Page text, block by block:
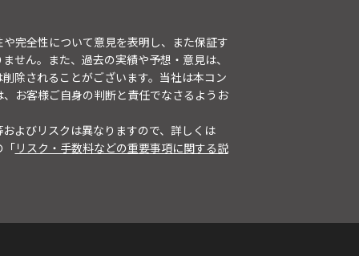
完全性について意見を表明し、また保証す
せん。また、過去の実績や予想・意見は、
除されることがございます。当社は本コン
お客様ご自身の判断と責任でなさるようお
よびリスクは異なりますので、詳しくは
「リスク・手数料などの重要事項に関する説